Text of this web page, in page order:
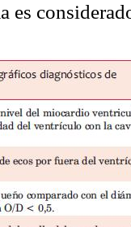
es